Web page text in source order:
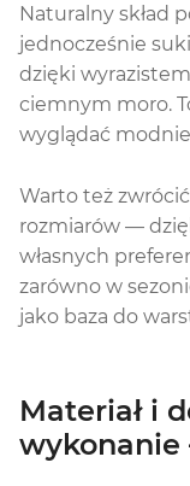
Naturalny skład
jednocześnie
dzięki
ciemnym moro.
wyglądać
Warto też
rozmiarów —
własnych
zarówno w
jako baza do
Materiał i
wykonanie